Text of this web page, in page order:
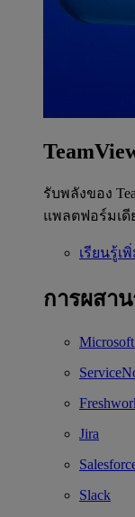
รับพลังของ
แพลตฟอร์มเดี
เรียนรู้เ
การผสา
Jira
Slack